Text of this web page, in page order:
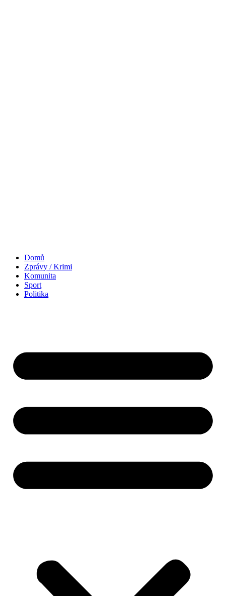
Domů
Zprávy / Krimi
Komunita
Sport
Politika